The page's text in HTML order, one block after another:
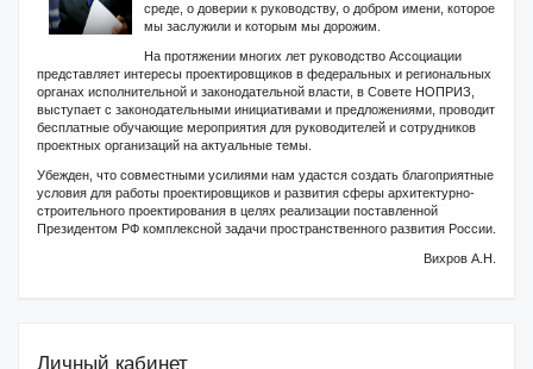
среде, о доверии к руководству, о добром имени, которое
мы заслужили и которым мы дорожим.
На протяжении многих лет руководство Ассоциации
представляет интересы проектировщиков в федеральных и региональных
органах исполнительной и законодательной власти, в Совете НОПРИЗ,
выступает с законодательными инициативами и предложениями, проводит
бесплатные обучающие мероприятия для руководителей и сотрудников
проектных организаций на актуальные темы.
Убежден, что совместными усилиями нам удастся создать благоприятные
условия для работы проектировщиков и развития сферы архитектурно-
строительного проектирования в целях реализации поставленной
Президентом РФ комплексной задачи пространственного развития России.
Вихров А.Н.
Личный кабинет